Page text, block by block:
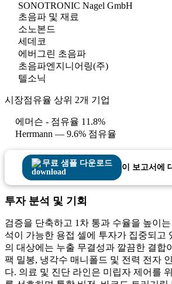
SONOTRONIC Nagel GmbH
초음파 및 재료
소노본드
세데코
에버그린 초음파
초음파엔지니어링(주)
텔소닉
시장점유율 상위 2개 기업
에머슨 - 점유율 11.8%
Herrmann — 9.6% 점유율
무료 샘플 다운로드 이 보고서에
투자 분석 및 기회
검증을 단축하고 1차 통과 수율을 높이
석이 가능한 용접 셀에 투자가 집중되고
의 대상에는 누출 무결성과 깔끔한 ​​결합
팩 밀봉, 냉각수 매니폴드 및 전력 전자
다. 의료 및 진단 라인은 미립자 제어를